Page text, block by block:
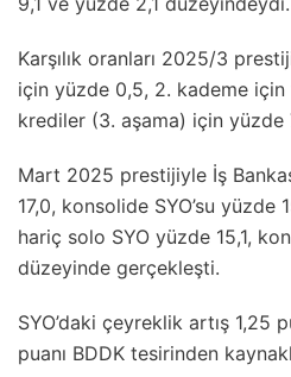
Karşılık oranları 2025/3
için yüzde 0,5, 2. kademe
krediler (3. aşama) için
Mart 2025 prestijiyle İş
17,0, konsolide SYO’su
hariç solo SYO yüzde 15,1,
düzeyinde gerçekleşti.
SYO’daki çeyreklik artış 1,25
puanı BDDK tesirinden